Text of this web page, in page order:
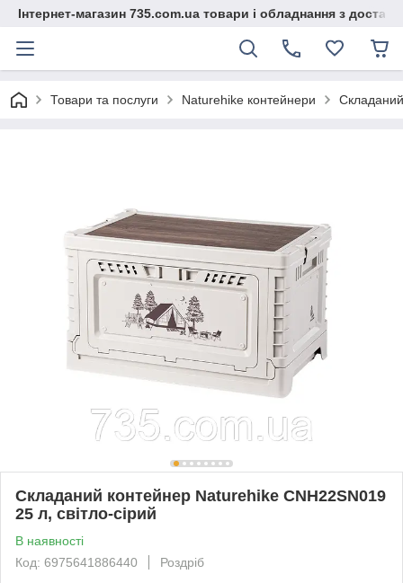
Інтернет-магазин 735.com.ua товари і обладнання з
Товари та послуги Naturehike контейнери
Складаний контейнер Naturehike CNH22SN019
25 л, світло-сірий
В наявності
Код: 6975641886440
Роздріб